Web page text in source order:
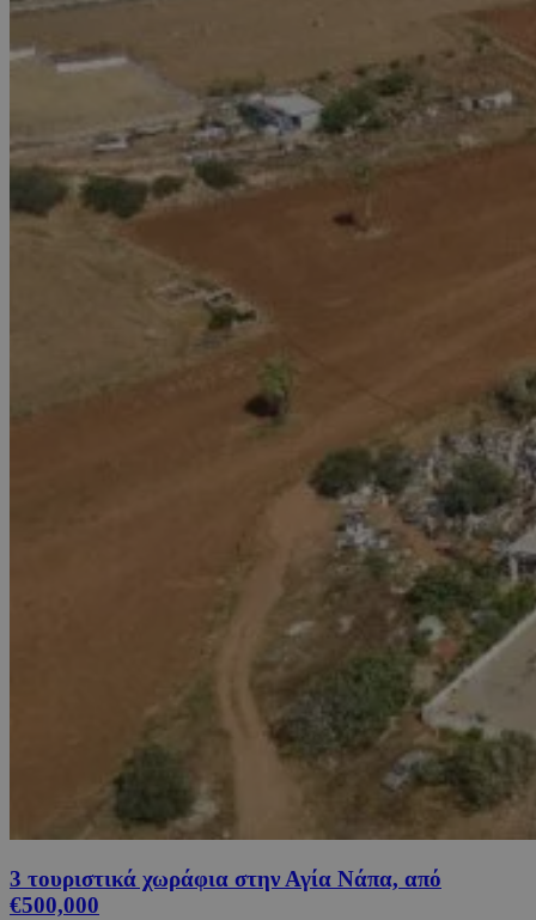
3 τουριστικά χωράφια στην Αγία Νάπα, από
€500,000